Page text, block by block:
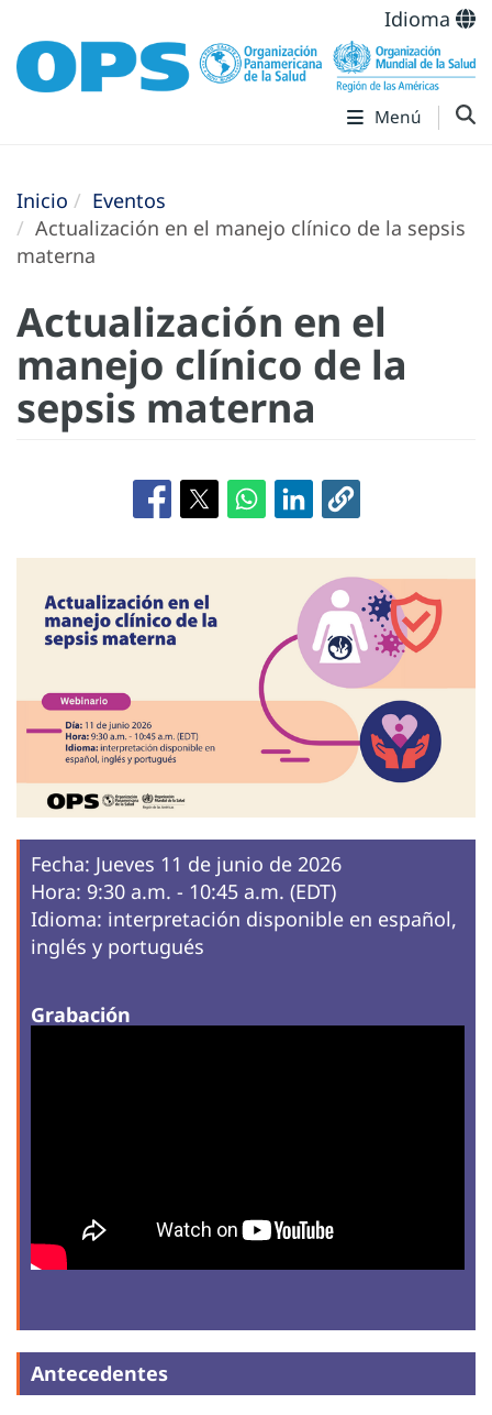
Idioma
Menú
Inicio
Eventos
Actualización en el manejo clínico de la sepsis
materna
Actualización en el
manejo clínico de la
sepsis materna
Fecha: Jueves 11 de junio de 2026
Hora: 9:30 a.m. - 10:45 a.m. (EDT)
Idioma: interpretación disponible en español,
inglés y portugués
Grabación
Antecedentes